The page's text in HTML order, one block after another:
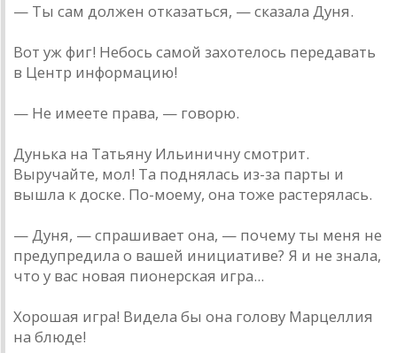
— Ты сам должен отказаться, — сказала Дуня.
Вот уж фиг! Небось самой захотелось передавать
в Центр информацию!
— Не имеете права, — говорю.
Дунька на Татьяну Ильиничну смотрит.
Выручайте, мол! Та поднялась из-за парты и
вышла к доске. По-моему, она тоже растерялась.
— Дуня, — спрашивает она, — почему ты меня не
предупредила о вашей инициативе? Я и не знала,
что у вас новая пионерская игра...
Хорошая игра! Видела бы она голову Марцеллия
на блюде!